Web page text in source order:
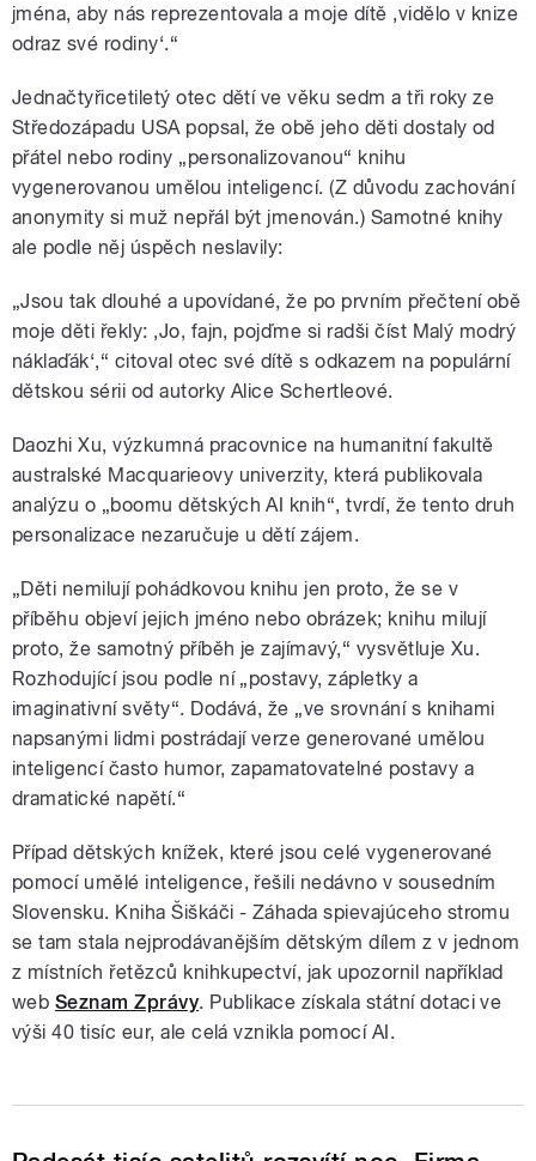
jména, aby nás reprezentovala a moje dítě ‚vidělo v knize
odraz své rodiny‘.“
Jednačtyřicetiletý otec dětí ve věku sedm a tři roky ze
Středozápadu USA popsal, že obě jeho děti dostaly od
přátel nebo rodiny „personalizovanou“ knihu
vygenerovanou umělou inteligencí. (Z důvodu zachování
anonymity si muž nepřál být jmenován.) Samotné knihy
ale podle něj úspěch neslavily:
„Jsou tak dlouhé a upovídané, že po prvním přečtení obě
moje děti řekly: ‚Jo, fajn, pojďme si radši číst Malý modrý
náklaďák‘,“ citoval otec své dítě s odkazem na populární
dětskou sérii od autorky Alice Schertleové.
Daozhi Xu, výzkumná pracovnice na humanitní fakultě
australské Macquarieovy univerzity, která publikovala
analýzu o „boomu dětských AI knih“, tvrdí, že tento druh
personalizace nezaručuje u dětí zájem.
„Děti nemilují pohádkovou knihu jen proto, že se v
příběhu objeví jejich jméno nebo obrázek; knihu milují
proto, že samotný příběh je zajímavý,“ vysvětluje Xu.
Rozhodující jsou podle ní „postavy, zápletky a
imaginativní světy“. Dodává, že „ve srovnání s knihami
napsanými lidmi postrádají verze generované umělou
inteligencí často humor, zapamatovatelné postavy a
dramatické napětí.“
Případ dětských knížek, které jsou celé vygenerované
pomocí umělé inteligence, řešili nedávno v sousedním
Slovensku. Kniha Šiškáči - Záhada spievajúceho stromu
se tam stala nejprodávanějším dětským dílem z v jednom
z místních řetězců knihkupectví, jak upozornil například
web Seznam Zprávy. Publikace získala státní dotaci ve
výši 40 tisíc eur, ale celá vznikla pomocí AI.